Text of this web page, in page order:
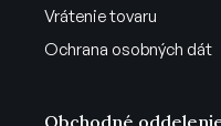
Vrátenie tovaru
Ochrana osobných dát
Obchodné